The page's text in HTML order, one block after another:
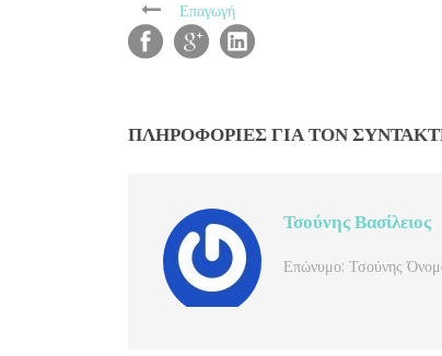
Επαγωγή
ΠΛΗΡΟΦΟΡΊΕΣ ΓΙΑ ΤΟΝ
Τσούνης Βασίλειος
Επώνυμο: Τσούνης